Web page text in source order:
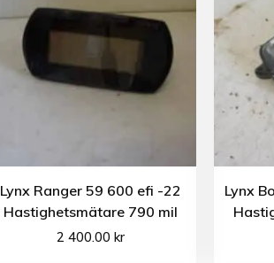
Lynx Ranger 59 600 efi -22
Hastighetsmätare 790 mil
2 400.00 kr
Lynx